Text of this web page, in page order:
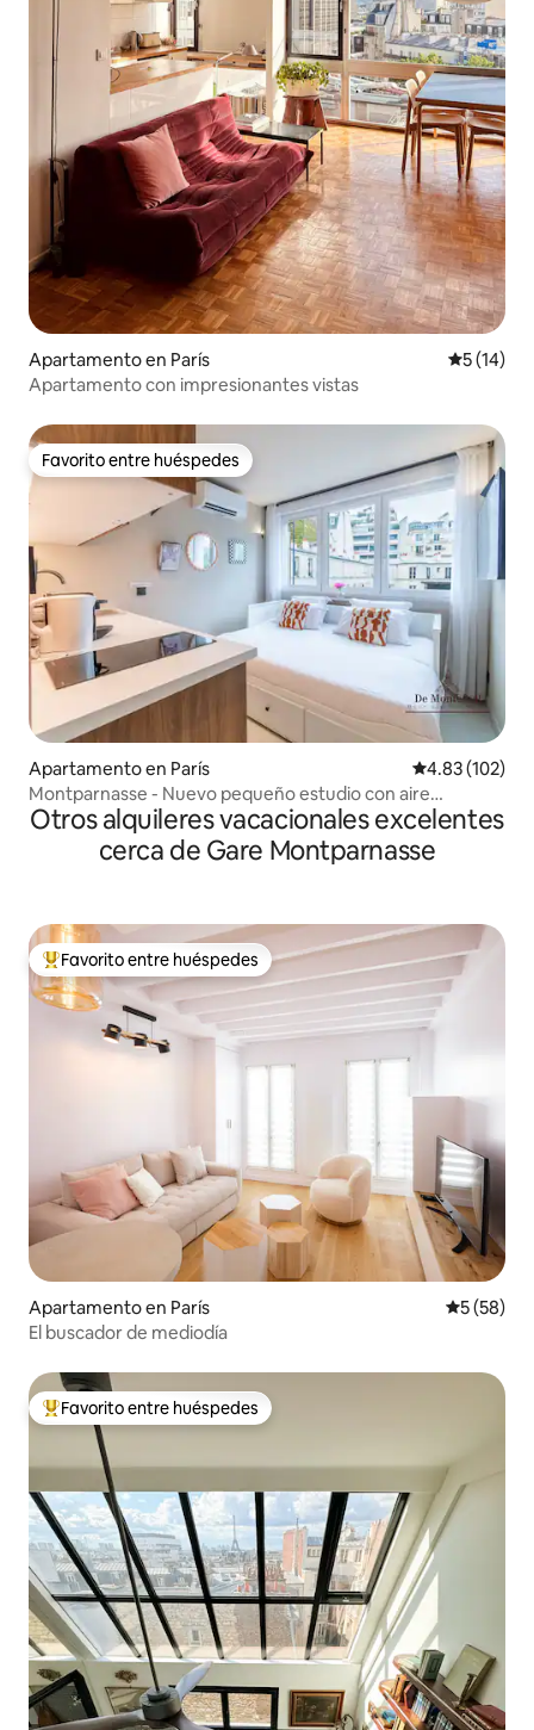
Apartamento en París
5 (14)
Apartamento con impresionantes vistas
Favorito entre huéspedes
Favorito entre huéspedes
Apartamento en París Calificación
4.83 (102)
Montparnasse - Nuevo pequeño estudio con aire
acondicionado
Otros alquileres vacacionales excelentes
cerca de Gare Montparnasse
Favorito entre huéspedes preferido
Favorito entre huéspedes
Apartamento en París
5 (58)
El buscador de mediodía
Favorito entre huéspedes preferido
Favorito entre huéspedes